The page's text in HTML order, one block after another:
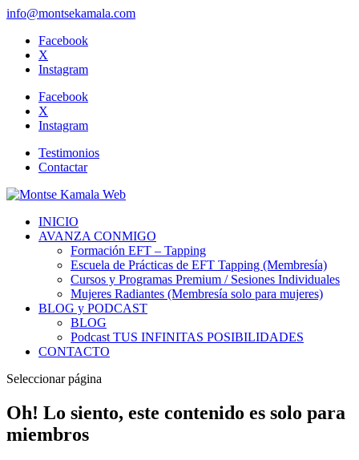
info@montsekamala.com
Facebook
X
Instagram
Facebook
X
Instagram
Testimonios
Contactar
INICIO
AVANZA CONMIGO
Formación EFT – Tapping
Escuela de Prácticas de EFT Tapping (Membresía)
Cursos y Programas Premium / Sesiones Individuales
Mujeres Radiantes (Membresía solo para mujeres)
BLOG y PODCAST
BLOG
Podcast TUS INFINITAS POSIBILIDADES
CONTACTO
Seleccionar página
Oh! Lo siento, este contenido es solo para
miembros